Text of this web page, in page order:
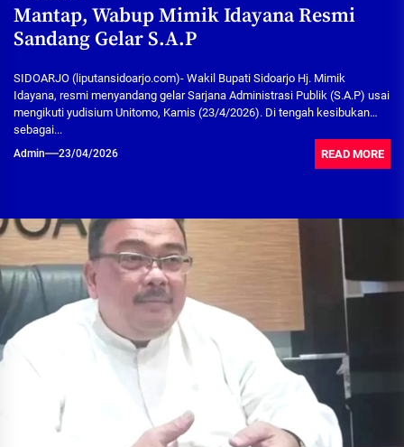
Mantap, Wabup Mimik Idayana Resmi
Sandang Gelar S.A.P
SIDOARJO (liputansidoarjo.com)- Wakil Bupati Sidoarjo Hj. Mimik
Idayana, resmi menyandang gelar Sarjana Administrasi Publik (S.A.P) usai
mengikuti yudisium Unitomo, Kamis (23/4/2026). Di tengah kesibukan
sebagai...
Admin 23/04/2026 READ MORE